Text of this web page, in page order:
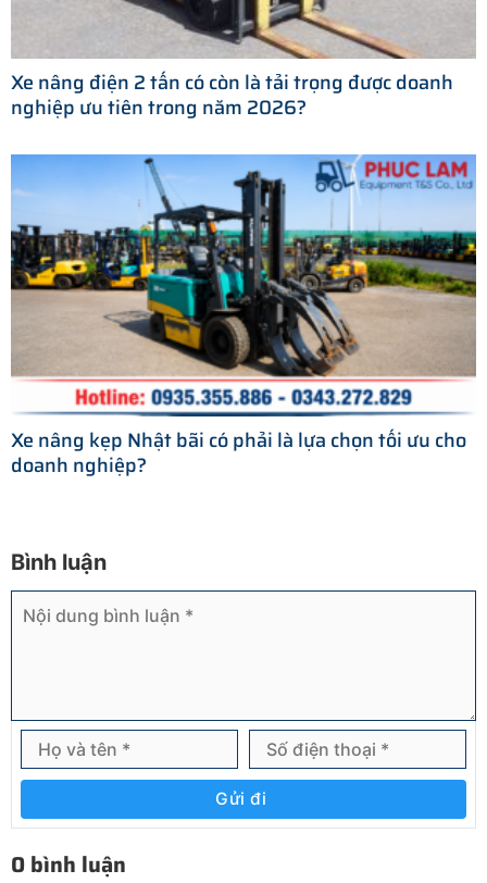
Xe nâng điện 2 tấn có còn là tải trọng được doanh
nghiệp ưu tiên trong năm 2026?
Xe nâng kẹp Nhật bãi có phải là lựa chọn tối ưu cho
doanh nghiệp?
Bình luận
Gửi đi
0 bình luận